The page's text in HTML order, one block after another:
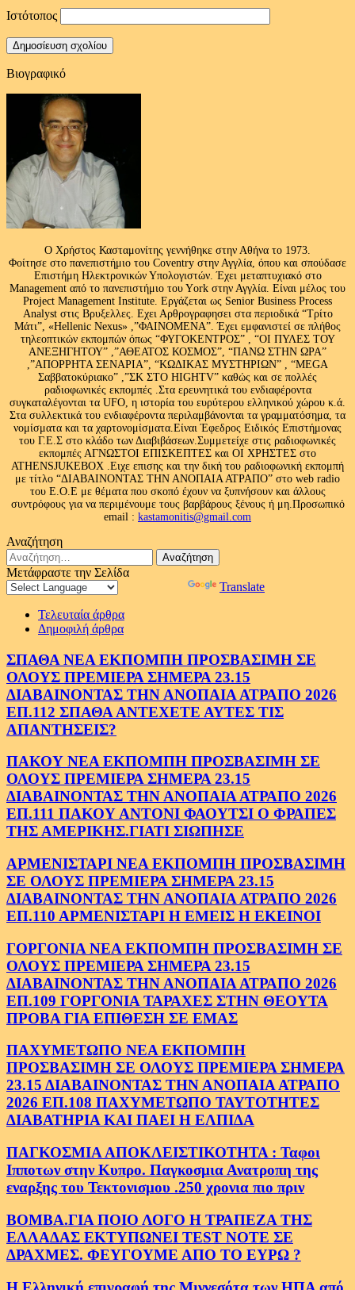
Ιστότοπος
Βιογραφικό
Ο Χρήστος Κασταμονίτης γεννήθηκε στην Αθήνα το 1973.
Φοίτησε στο πανεπιστήμιο του Coventry στην Αγγλία, όπου και σπούδασε
Επιστήμη Ηλεκτρονικών Υπολογιστών. Έχει μεταπτυχιακό στο
Management από το πανεπιστήμιο του Υork στην Αγγλία. Είναι μέλος του
Project Management Institute. Εργάζεται ως Senior Business Process
Analyst στις Βρυξελλες. Εχει Αρθρογραφησει στα περιοδικά “Τρίτο
Μάτι”, «Hellenic Nexus» ,”ΦΑΙΝΟΜΕΝΑ”. Έχει εμφανιστεί σε πλήθος
τηλεοπτικών εκπομπών όπως “ΦΥΓΟΚΕΝΤΡΟΣ” , “ΟΙ ΠΥΛΕΣ ΤΟΥ
ΑΝΕΞΗΓΗΤΟΥ” ,”ΑΘΕΑΤΟΣ ΚΟΣΜΟΣ”, “ΠΑΝΩ ΣΤΗΝ ΩΡΑ”
,”ΑΠΟΡΡΗΤΑ ΣΕΝΑΡΙΑ”, “ΚΩΔΙΚΑΣ ΜΥΣΤΗΡΙΩΝ” , “MEGA
Σαββατοκύριακο” ,”ΣΚ ΣΤΟ HIGHTV” καθώς και σε πολλές
ραδιοφωνικές εκπομπές .Στα ερευνητικά του ενδιαφέροντα
συγκαταλέγονται τα UFO, η ιστορία του ευρύτερου ελληνικού χώρου κ.ά.
Στα συλλεκτικά του ενδιαφέροντα περιλαμβάνονται τα γραμματόσημα, τα
νομίσματα και τα χαρτονομίσματα.Είναι Έφεδρος Ειδικός Επιστήμονας
του Γ.Ε.Σ στο κλάδο των Διαβιβάσεων.Συμμετείχε στις ραδιοφωνικές
εκπομπές ΑΓΝΩΣΤΟΙ ΕΠΙΣΚΕΠΤΕΣ και ΟΙ ΧΡΗΣΤΕΣ στο
ATHENSJUKEBOX .Ειχε επισης και την δική του ραδιοφωνική εκπομπή
με τίτλο “ΔΙΑΒΑΙΝΟΝΤΑΣ ΤΗΝ ΑΝΟΠΑΙΑ ΑΤΡΑΠΟ” στο web radio
του Ε.Ο.Ε με θέματα που σκοπό έχουν να ξυπνήσουν και άλλους
συντρόφους για να περιμένουμε τους βαρβάρους ξένους ή μη.Προσωπικό
email : kastamonitis@gmail.com
Αναζήτηση
Αναζήτηση
για:
Μετάφραστε την Σελίδα
Translate
Τελευταία άρθρα
Δημοφιλή άρθρα
ΣΠΑΘΑ ΝΕΑ ΕΚΠΟΜΠΗ ΠΡΟΣΒΑΣΙΜΗ ΣΕ
ΟΛΟΥΣ ΠΡΕΜΙΕΡΑ ΣΗΜΕΡΑ 23.15
ΔΙΑΒΑΙΝΟΝΤΑΣ ΤΗΝ ΑΝΟΠΑΙΑ ΑΤΡΑΠΟ 2026
ΕΠ.112 ΣΠΑΘΑ ΑΝΤΕΧΕΤΕ ΑΥΤΕΣ ΤΙΣ
ΑΠΑΝΤΗΣΕΙΣ?
ΠΑΚΟΥ ΝΕΑ ΕΚΠΟΜΠΗ ΠΡΟΣΒΑΣΙΜΗ ΣΕ
ΟΛΟΥΣ ΠΡΕΜΙΕΡΑ ΣΗΜΕΡΑ 23.15
ΔΙΑΒΑΙΝΟΝΤΑΣ ΤΗΝ ΑΝΟΠΑΙΑ ΑΤΡΑΠΟ 2026
ΕΠ.111 ΠΑΚΟΥ ΑΝΤΟΝΙ ΦΑΟΥΤΣΙ Ο ΦΡΑΠΕΣ
ΤΗΣ ΑΜΕΡΙΚΗΣ.ΓΙΑΤΙ ΣΙΩΠΗΣΕ
ΑΡΜΕΝΙΣΤΑΡΙ ΝΕΑ ΕΚΠΟΜΠΗ ΠΡΟΣΒΑΣΙΜΗ
ΣΕ ΟΛΟΥΣ ΠΡΕΜΙΕΡΑ ΣΗΜΕΡΑ 23.15
ΔΙΑΒΑΙΝΟΝΤΑΣ ΤΗΝ ΑΝΟΠΑΙΑ ΑΤΡΑΠΟ 2026
ΕΠ.110 ΑΡΜΕΝΙΣΤΑΡΙ Η ΕΜΕΙΣ Η ΕΚΕΙΝΟΙ
ΓΟΡΓΟΝΙΑ ΝΕΑ ΕΚΠΟΜΠΗ ΠΡΟΣΒΑΣΙΜΗ ΣΕ
ΟΛΟΥΣ ΠΡΕΜΙΕΡΑ ΣΗΜΕΡΑ 23.15
ΔΙΑΒΑΙΝΟΝΤΑΣ ΤΗΝ ΑΝΟΠΑΙΑ ΑΤΡΑΠΟ 2026
ΕΠ.109 ΓΟΡΓΟΝΙΑ ΤΑΡΑΧΕΣ ΣΤΗΝ ΘΕΟΥΤΑ
ΠΡΟΒΑ ΓΙΑ ΕΠΙΘΕΣΗ ΣΕ ΕΜΑΣ
ΠΑΧΥΜΕΤΩΠΟ ΝΕΑ ΕΚΠΟΜΠΗ
ΠΡΟΣΒΑΣΙΜΗ ΣΕ ΟΛΟΥΣ ΠΡΕΜΙΕΡΑ ΣΗΜΕΡΑ
23.15 ΔΙΑΒΑΙΝΟΝΤΑΣ ΤΗΝ ΑΝΟΠΑΙΑ ΑΤΡΑΠΟ
2026 ΕΠ.108 ΠΑΧΥΜΕΤΩΠΟ ΤΑΥΤΟΤΗΤΕΣ
ΔΙΑΒΑΤΗΡΙΑ ΚΑΙ ΠΑΕΙ Η ΕΛΠΙΔΑ
ΠΑΓΚΟΣΜΙΑ ΑΠΟΚΛΕΙΣΤΙΚΟΤΗΤΑ : Ταφοι
Ιπποτων στην Κυπρο. Παγκοσμια Ανατροπη της
εναρξης του Τεκτονισμου .250 χρονια πιο πριν
ΒΟΜΒΑ.ΓΙΑ ΠΟΙΟ ΛΟΓΟ Η ΤΡΑΠΕΖΑ ΤΗΣ
ΕΛΛΑΔΑΣ ΕΚΤΥΠΩΝΕΙ TEST NOTE ΣΕ
ΔΡΑΧΜΕΣ. ΦΕΥΓΟΥΜΕ ΑΠΟ ΤΟ ΕΥΡΩ ?